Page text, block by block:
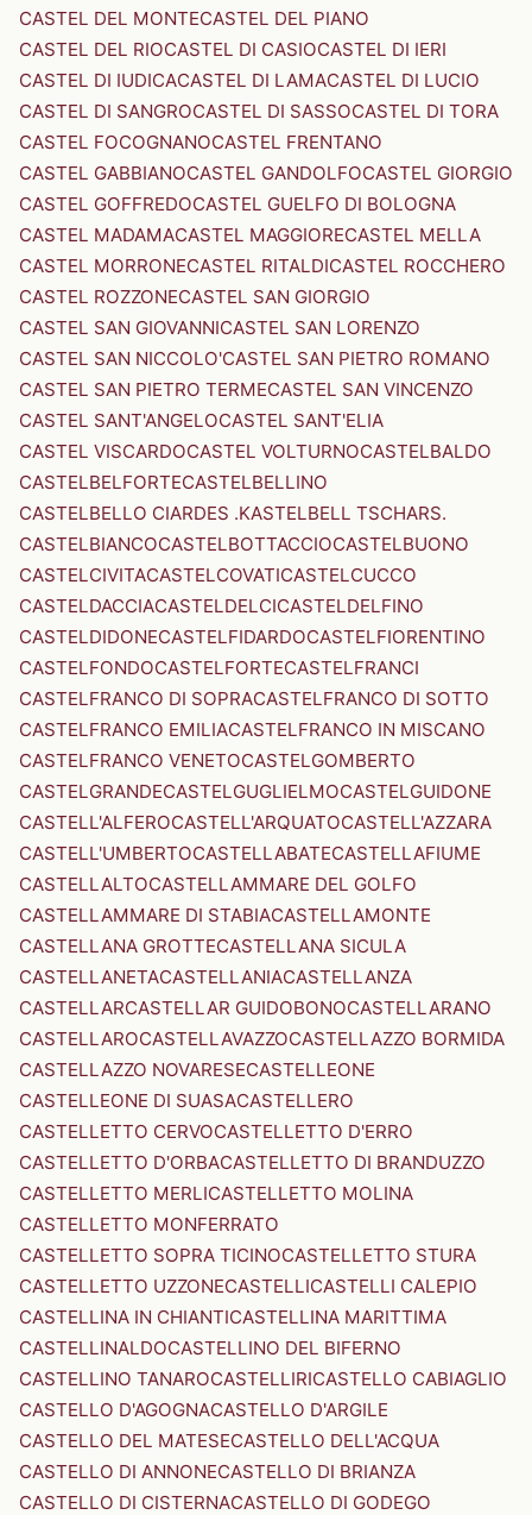
CASTEL DEL MONTECASTEL DEL PIANO
CASTEL DEL RIOCASTEL DI CASIOCASTEL DI IERI
CASTEL DI IUDICACASTEL DI LAMACASTEL DI LUCIO
CASTEL DI SANGROCASTEL DI SASSOCASTEL DI TORA
CASTEL FOCOGNANOCASTEL FRENTANO
CASTEL GABBIANOCASTEL GANDOLFOCASTEL GIORGIO
CASTEL GOFFREDOCASTEL GUELFO DI BOLOGNA
CASTEL MADAMACASTEL MAGGIORECASTEL MELLA
CASTEL MORRONECASTEL RITALDICASTEL ROCCHERO
CASTEL ROZZONECASTEL SAN GIORGIO
CASTEL SAN GIOVANNICASTEL SAN LORENZO
CASTEL SAN NICCOLO'CASTEL SAN PIETRO ROMANO
CASTEL SAN PIETRO TERMECASTEL SAN VINCENZO
CASTEL SANT'ANGELOCASTEL SANT'ELIA
CASTEL VISCARDOCASTEL VOLTURNOCASTELBALDO
CASTELBELFORTECASTELBELLINO
CASTELBELLO CIARDES .KASTELBELL TSCHARS.
CASTELBIANCOCASTELBOTTACCIOCASTELBUONO
CASTELCIVITACASTELCOVATICASTELCUCCO
CASTELDACCIACASTELDELCICASTELDELFINO
CASTELDIDONECASTELFIDARDOCASTELFIORENTINO
CASTELFONDOCASTELFORTECASTELFRANCI
CASTELFRANCO DI SOPRACASTELFRANCO DI SOTTO
CASTELFRANCO EMILIACASTELFRANCO IN MISCANO
CASTELFRANCO VENETOCASTELGOMBERTO
CASTELGRANDECASTELGUGLIELMOCASTELGUIDONE
CASTELL'ALFEROCASTELL'ARQUATOCASTELL'AZZARA
CASTELL'UMBERTOCASTELLABATECASTELLAFIUME
CASTELLALTOCASTELLAMMARE DEL GOLFO
CASTELLAMMARE DI STABIACASTELLAMONTE
CASTELLANA GROTTECASTELLANA SICULA
CASTELLANETACASTELLANIACASTELLANZA
CASTELLARCASTELLAR GUIDOBONOCASTELLARANO
CASTELLAROCASTELLAVAZZOCASTELLAZZO BORMIDA
CASTELLAZZO NOVARESECASTELLEONE
CASTELLEONE DI SUASACASTELLERO
CASTELLETTO CERVOCASTELLETTO D'ERRO
CASTELLETTO D'ORBACASTELLETTO DI BRANDUZZO
CASTELLETTO MERLICASTELLETTO MOLINA
CASTELLETTO MONFERRATO
CASTELLETTO SOPRA TICINOCASTELLETTO STURA
CASTELLETTO UZZONECASTELLICASTELLI CALEPIO
CASTELLINA IN CHIANTICASTELLINA MARITTIMA
CASTELLINALDOCASTELLINO DEL BIFERNO
CASTELLINO TANAROCASTELLIRICASTELLO CABIAGLIO
CASTELLO D'AGOGNACASTELLO D'ARGILE
CASTELLO DEL MATESECASTELLO DELL'ACQUA
CASTELLO DI ANNONECASTELLO DI BRIANZA
CASTELLO DI CISTERNACASTELLO DI GODEGO